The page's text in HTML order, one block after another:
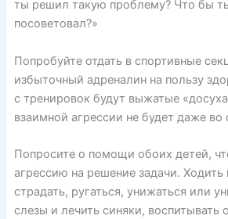
ты решил такую проблему? Что бы
посоветовал?»
Попробуйте отдать в спортивные
избыточный адреналин на пользу
с тренировок будут выжатые
взаимной агрессии не будет даже во
Попросите о помощи обоих детей,
агрессию на решение задачи. Ходить
страдать, ругаться, унижаться или
слезы и лечить синяки, воспитывать